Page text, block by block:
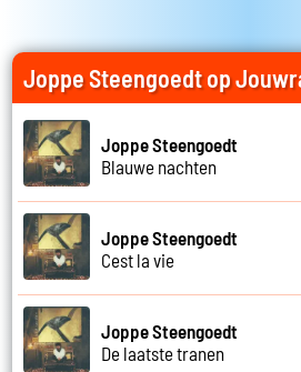
Joppe Steengoedt op
Joppe Steengoedt
Blauwe nachten
Joppe Steengoedt
Cest la vie
Joppe Steengoedt
De laatste tranen